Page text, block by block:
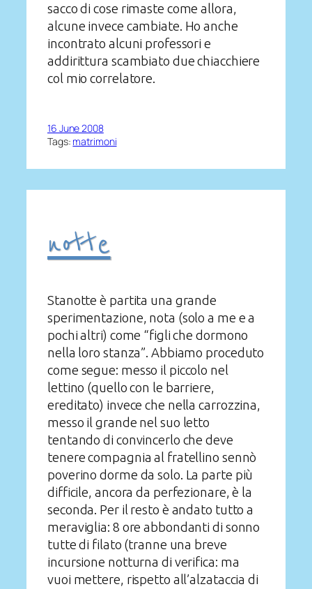
sacco di cose rimaste come allora,
alcune invece cambiate. Ho anche
incontrato alcuni professori e
addirittura scambiato due chiacchiere
col mio correlatore.
16 June 2008
Tags: matrimoni
notte
Stanotte è partita una grande
sperimentazione, nota (solo a me e a
pochi altri) come “figli che dormono
nella loro stanza”. Abbiamo proceduto
come segue: messo il piccolo nel
lettino (quello con le barriere,
ereditato) invece che nella carrozzina,
messo il grande nel suo letto
tentando di convincerlo che deve
tenere compagnia al fratellino sennò
poverino dorme da solo. La parte più
difficile, ancora da perfezionare, è la
seconda. Per il resto è andato tutto a
meraviglia: 8 ore abbondanti di sonno
tutte di filato (tranne una breve
incursione notturna di verifica: ma
vuoi mettere, rispetto all’alzataccia di